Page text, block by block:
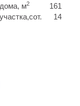
м2
161
14